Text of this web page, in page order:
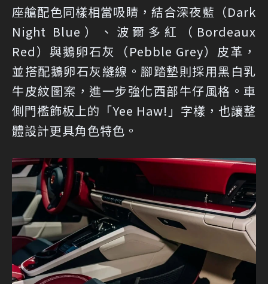
座艙配色同樣相當吸睛，結合深夜藍（Dark
Night Blue）、波爾多紅（Bordeaux
Red）與鵝卵石灰（Pebble Grey）皮革，
並搭配鵝卵石灰縫線。腳踏墊則採用黑白乳
牛皮紋圖案，進一步強化西部牛仔風格。車
側門檻飾板上的「Yee Haw!」字樣，也讓整
體設計更具角色特色。